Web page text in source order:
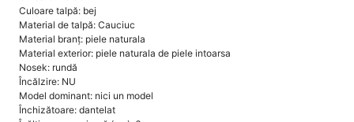
Culoare talpă: bej
Material de talpă: Cauciuc
Material branț: piele naturala
Material exterior: piele naturala de piele intoarsa
Nosek: rundă
Încălzire: NU
Model dominant: nici un model
Închizătoare: dantelat